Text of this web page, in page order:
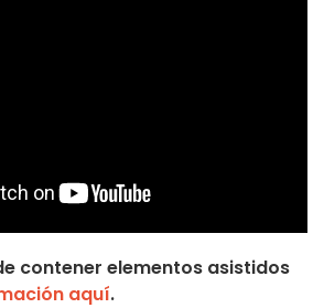
contener elementos asistidos
aquí.